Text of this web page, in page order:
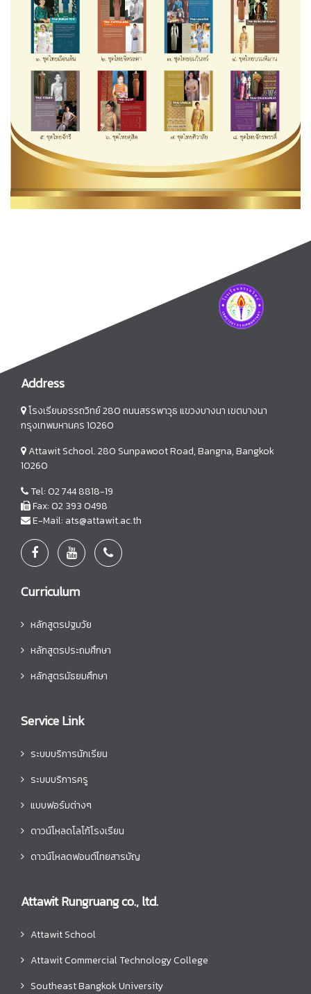
Address
โรงเรียนอรรถวิทย์ 280 ถนนสรรพาวุธ แขวงบางนา เขตบางนา
กรุงเทพมหานคร 10260
Attawit School. 280 Sunpawoot Road, Bangna, Bangkok
10260
Tel: 02 744 8818-19
Fax: 02 393 0498
E-Mail: ats@attawit.ac.th
Curriculum
หลักสูตรปฐมวัย
หลักสูตรประถมศึกษา
หลักสูตรมัธยมศึกษา
Service Link
ระบบบริการนักเรียน
ระบบบริการครู
แบบฟอร์มต่างๆ
ดาวน์โหลดโลโก้โรงเรียน
ดาวน์โหลดฟอนต์ไทยสารบัญ
Attawit Rungruang co., ltd.
Attawit School
Attawit Commercial Technology College
Southeast Bangkok University